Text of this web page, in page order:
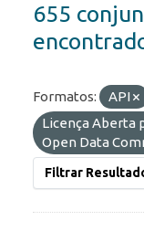
655
Formatos: API
Licença Aberta
Open Data
Filtrar